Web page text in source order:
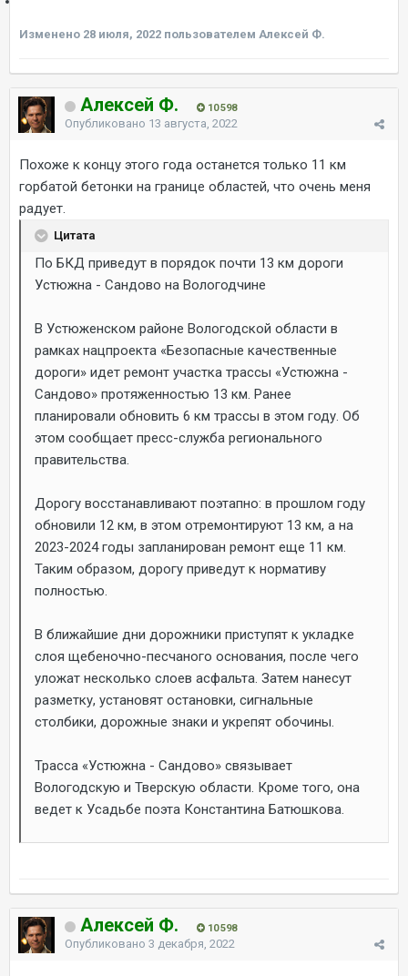
Изменено 28 июля, 2022 пользователем Алексей Ф.
Алексей Ф. 10 598
Опубликовано 13 августа, 2022
Похоже к концу этого года останется только 11 км
горбатой бетонки на границе областей, что очень меня
радует.
Цитата
По БКД приведут в порядок почти 13 км дороги
Устюжна - Сандово на Вологодчине
В Устюженском районе Вологодской области в
рамках нацпроекта «Безопасные качественные
дороги» идет ремонт участка трассы «Устюжна -
Сандово» протяженностью 13 км. Ранее
планировали обновить 6 км трассы в этом году. Об
этом сообщает пресс-служба регионального
правительства.
Дорогу восстанавливают поэтапно: в прошлом году
обновили 12 км, в этом отремонтируют 13 км, а на
2023-2024 годы запланирован ремонт еще 11 км.
Таким образом, дорогу приведут к нормативу
полностью.
В ближайшие дни дорожники приступят к укладке
слоя щебеночно-песчаного основания, после чего
уложат несколько слоев асфальта. Затем нанесут
разметку, установят остановки, сигнальные
столбики, дорожные знаки и укрепят обочины.
Трасса «Устюжна - Сандово» связывает
Вологодскую и Тверскую области. Кроме того, она
ведет к Усадьбе поэта Константина Батюшкова.
Алексей Ф. 10 598
Опубликовано 3 декабря, 2022